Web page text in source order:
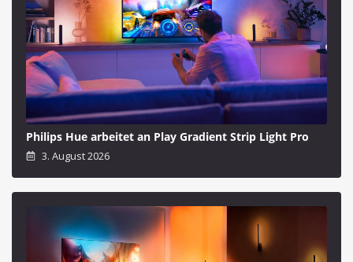
Philips Hue arbeitet an Play Gradient Strip Light Pro
3. August 2026